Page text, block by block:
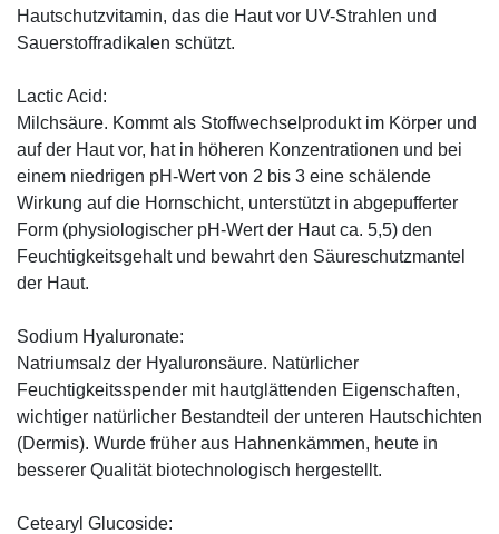
Hautschutzvitamin, das die Haut vor UV-Strahlen und
Sauerstoffradikalen schützt.
Lactic Acid:
Milchsäure. Kommt als Stoffwechselprodukt im Körper und
auf der Haut vor, hat in höheren Konzentrationen und bei
einem niedrigen pH-Wert von 2 bis 3 eine schälende
Wirkung auf die Hornschicht, unterstützt in abgepufferter
Form (physiologischer pH-Wert der Haut ca. 5,5) den
Feuchtigkeitsgehalt und bewahrt den Säureschutzmantel
der Haut.
Sodium Hyaluronate:
Natriumsalz der Hyaluronsäure. Natürlicher
Feuchtigkeitsspender mit hautglättenden Eigenschaften,
wichtiger natürlicher Bestandteil der unteren Hautschichten
(Dermis). Wurde früher aus Hahnenkämmen, heute in
besserer Qualität biotechnologisch hergestellt.
Cetearyl Glucoside: